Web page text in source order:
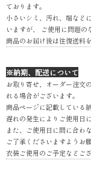
ております。
小さいシミ、汚れ、端など
いますが、 ご使用に問題の
商品のお届け後は往復送料
※納期、配送について
お取り寄せ、オーダー注文
れる場合がございます。
商品ページに記載している
遅れの発生によりご使用日
また、ご使用日に間に合わ
ご了承くださいますようお
衣装ご使用のご予定などご